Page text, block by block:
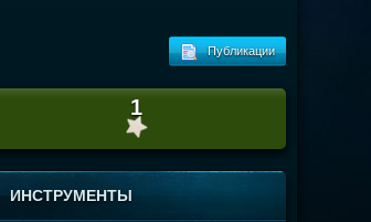
Публикации
1
ИНСТРУМЕНТЫ